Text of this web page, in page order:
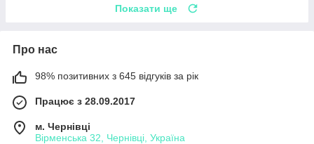
Показати ще
Про нас
98% позитивних з 645 відгуків за рік
Працює з 28.09.2017
м. Чернівці
Вірменська 32, Чернівці, Україна